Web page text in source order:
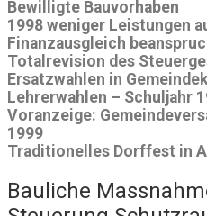
Bewilligte Bauvorhaben
1998 weniger Leistungen
Finanzausgleich
Totalrevision des
Ersatzwahlen in
Lehrerwahlen – Schuljahr
Voranzeige:
1999
Traditionelles Dorffest in
Bauliche